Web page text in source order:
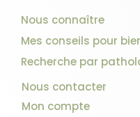
Nous connaître
Mes conseils pour
Recherche par
Nous contacter
Mon compte